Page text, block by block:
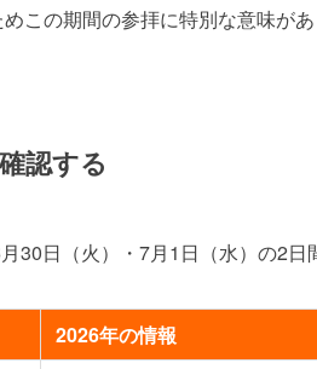
この期間の参拝に特別な意味があ
認する
日（火）・7月1日（水）の2日
2026年の情報